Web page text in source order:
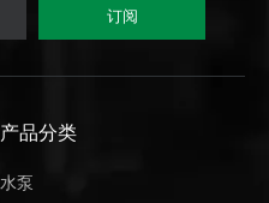
订阅
产品分类
水泵